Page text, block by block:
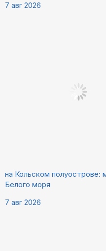
7 авг 2026
на Кольском полуострове:
Белого моря
7 авг 2026